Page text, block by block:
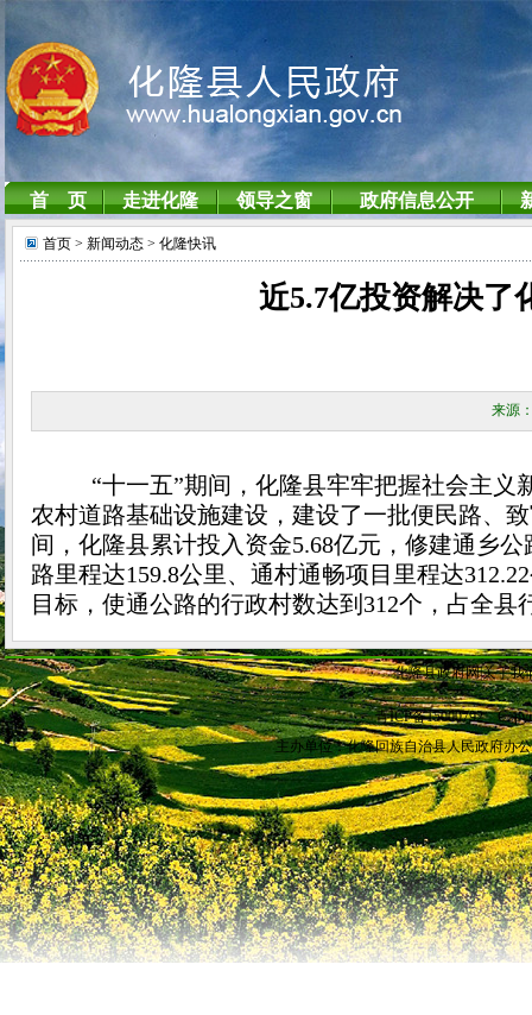
首页 > 新闻动态 > 化隆快讯
近5.7亿投资解决了
来源
“十一五”期间，化隆县牢牢把握社会主
农村道路基础设施建设，建设了一批便民路、
间，化隆县累计投入资金5.68亿元，修建通乡公
路里程达159.8公里、通村通畅项目里程达312.22
目标，使通公路的行政村数达到 312个，占全县